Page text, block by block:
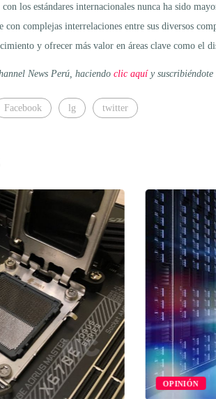
los estándares internacionales nunca ha sido
con complejas interrelaciones entre sus diversos
y ofrecer más valor en áreas clave como el
News Perú, haciendo clic aquíy suscribiéndote
Facebook lg twitter
OPINIÓN